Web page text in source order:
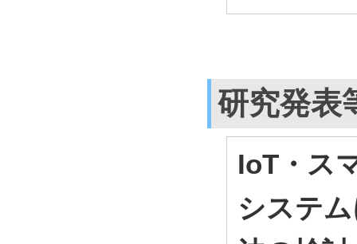
研究発表
IoT・ス
システ